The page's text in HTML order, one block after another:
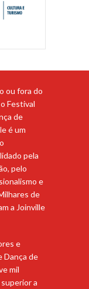
ou fora do
Festival
de
é um
pela
pelo
e
de
a Joinville
e
Dança de
mil
a